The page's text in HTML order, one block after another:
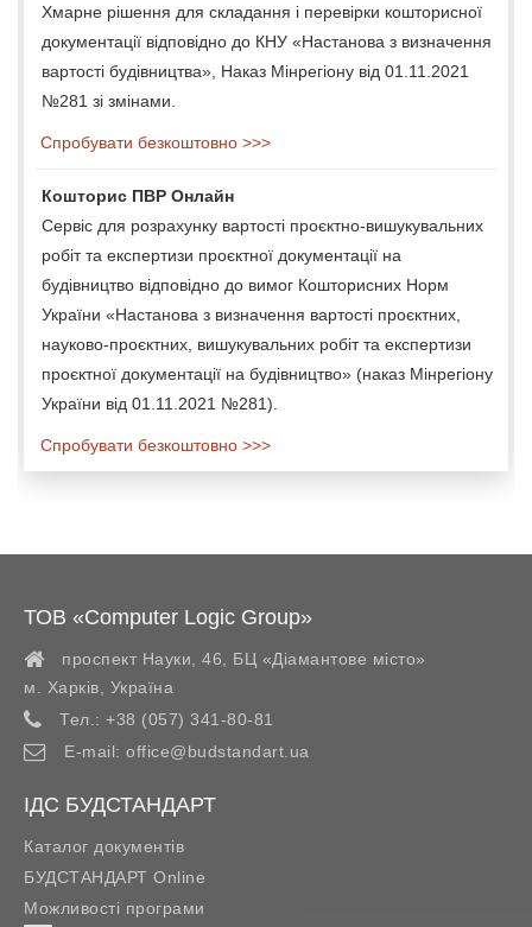
Хмарне рішення для складання і перевірки кошторисної
документації відповідно до КНУ «Настанова з визначення
вартості будівництва», Наказ Мінрегіону від 01.11.2021
№281 зі змінами.
Спробувати безкоштовно >>>
Кошторис ПВР Онлайн
Сервіс для розрахунку вартості проєктно-вишукувальних
робіт та експертизи проєктної документації на
будівництво відповідно до вимог Кошторисних Норм
України «Настанова з визначення вартості проєктних,
науково-проєктних, вишукувальних робіт та експертизи
проєктної документації на будівництво» (наказ Мінрегіону
України від 01.11.2021 №281).
Спробувати безкоштовно >>>
ТОВ «Computer Logic Group»
проспект Науки, 46, БЦ «Діамантове місто»
м. Харків
Україна
Тел.: +38 (057) 341-80-81
E-mail: office@budstandart.ua
ІДС БУДСТАНДАРТ
Каталог документів
БУДСТАНДАРТ Online
Можливості програми